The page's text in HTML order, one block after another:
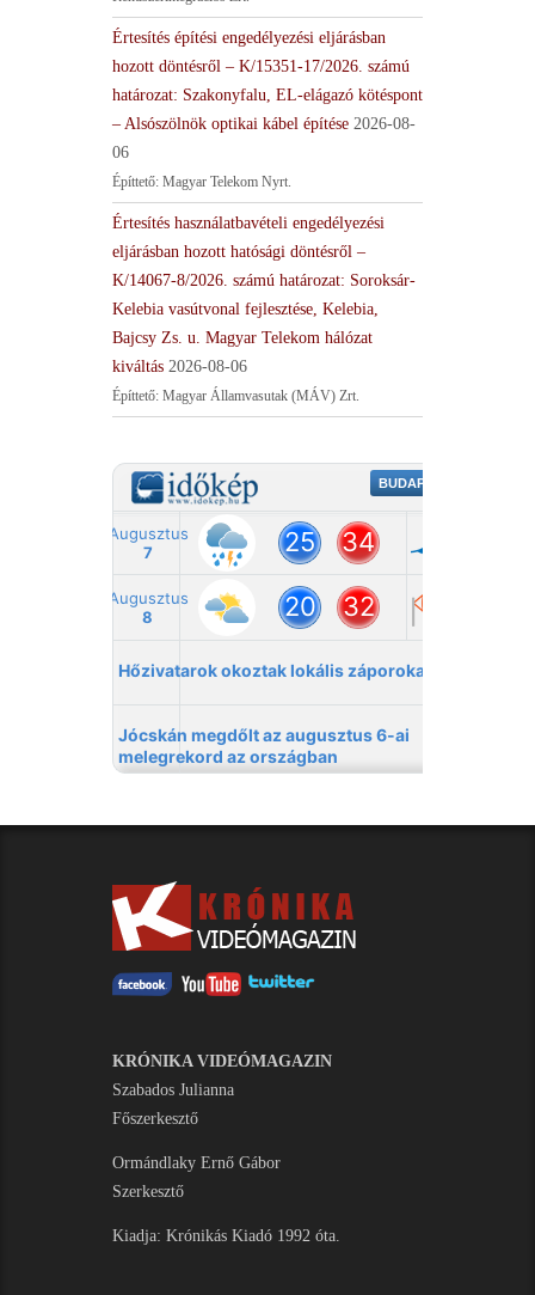
Értesítés építési engedélyezési eljárásban
hozott döntésről – K/15351-17/2026. számú
határozat: Szakonyfalu, EL-elágazó kötéspont
– Alsószölnök optikai kábel építése 2026-08-
06
Építtető: Magyar Telekom Nyrt.
Értesítés használatbavételi engedélyezési
eljárásban hozott hatósági döntésről –
K/14067-8/2026. számú határozat: Soroksár-
Kelebia vasútvonal fejlesztése, Kelebia,
Bajcsy Zs. u. Magyar Telekom hálózat
kiváltás 2026-08-06
Építtető: Magyar Államvasutak (MÁV) Zrt.
KRÓNIKA VIDEÓMAGAZIN
Szabados Julianna
Főszerkesztő
Ormándlaky Ernő Gábor
Szerkesztő
Kiadja: Krónikás Kiadó 1992 óta.